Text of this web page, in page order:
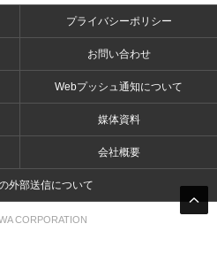
プライバシーポリシー
お問い合わせ
Webプッシュ通知について
媒体資料
会社概要
外部送信について
CORPORATION